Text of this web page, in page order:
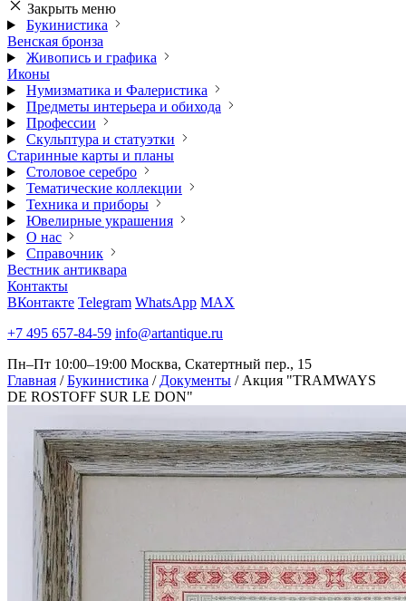
Закрыть меню
Букинистика
Венская бронза
Живопись и графика
Иконы
Нумизматика и Фалеристика
Предметы интерьера и обихода
Профессии
Скульптура и статуэтки
Старинные карты и планы
Столовое серебро
Тематические коллекции
Техника и приборы
Ювелирные украшения
О нас
Справочник
Вестник антиквара
Контакты
ВКонтакте Telegram WhatsApp MAX
+7 495 657-84-59 info@artantique.ru
Пн–Пт 10:00–19:00 Москва, Скатертный пер., 15
Главная / Букинистика / Документы / Акция "TRAMWAYS
DE ROSTOFF SUR LE DON"